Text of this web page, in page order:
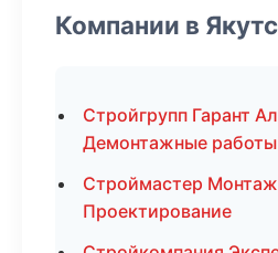
Компании в
Стройгрупп Гарант
Демонтажные работы
Строймастер
Проектирование